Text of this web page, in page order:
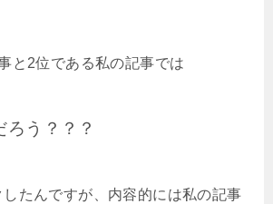
と2位である私の記事では
ろう？？？
たんですが、内容的には私の記事